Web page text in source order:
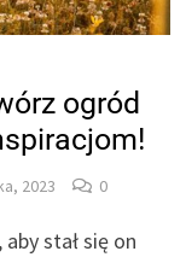
ogród
2023 0
stał się on